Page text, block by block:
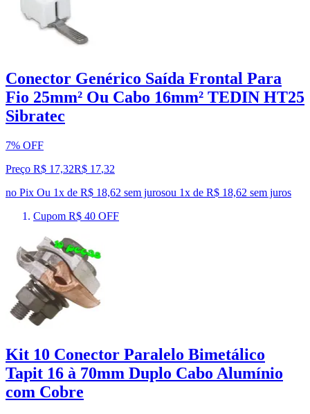
Conector Genérico Saída Frontal Para
Fio 25mm² Ou Cabo 16mm² TEDIN HT25
Sibratec
7% OFF
Preço R$ 17,32R$ 17,32
no Pix Ou 1x de R$ 18,62 sem jurosou 1x de R$ 18,62 sem juros
Cupom R$ 40 OFF
Kit 10 Conector Paralelo Bimetálico
Tapit 16 à 70mm Duplo Cabo Alumínio
com Cobre